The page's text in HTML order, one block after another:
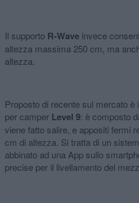
Il supporto R-Wave invece
altezza massima 250 cm, ma
altezza.
Proposto di recente sul mercato
per camper Level 9: è composto
viene fatto salire, e appositi fermi
cm di altezza. Si tratta di un
abbinato ad una App sullo
precise per il livellamento del